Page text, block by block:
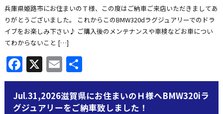
兵庫県姫路市にお住まいのＴ様、この度はご納車ご来店いただきましてあ
りがとうございました。 これからこのBMW320dラグジュアリーでのドラ
イブをお楽しみ下さい♪ ご購入後のメンテナンスや車検などお車につい
てわからないこと […]
Facebook
X Email
共
有
Jul.31,2026滋賀県にお住まいのＨ様へBMW320iラ
グジュアリーをご納車致しました！